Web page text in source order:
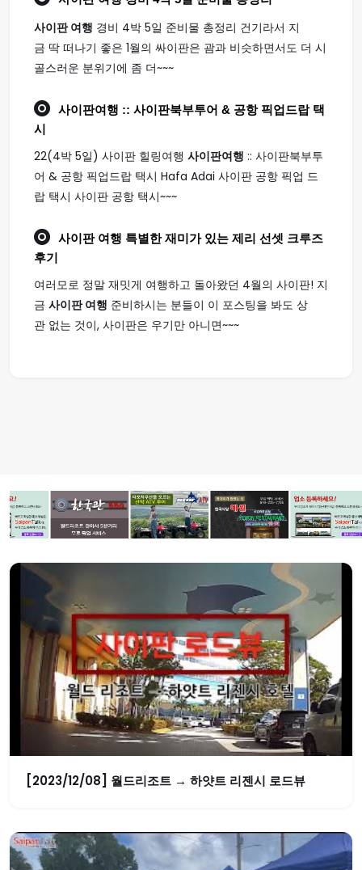
사이판 여행 경비 4박 5일 준비물 총정리 건기라서 지
금 딱 떠나기 좋은 1월의 싸이판은 괌과 비슷하면서도 더 시
골스러운 분위기에 좀 더~~~
사이판여행 :: 사이판북부투어 & 공항 픽업드랍 택
시
22(4박 5일) 사이판 힐링여행 사이판여행 :: 사이판북부투
어 & 공항 픽업드랍 택시 Hafa Adai 사이판 공항 픽업 드
랍 택시 사이판 공항 택시~~~
사이판 여행 특별한 재미가 있는 제리 선셋 크루즈
후기
여러모로 정말 재밋게 여행하고 돌아왔던 4월의 사이판! 지
금 사이판 여행 준비하시는 분들이 이 포스팅을 봐도 상
관 없는 것이, 사이판은 우기만 아니면~~~
[2023/12/08] 월드리조트 → 하얏트 리젠시 로드뷰